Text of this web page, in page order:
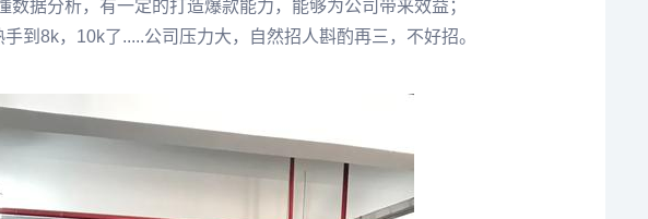
据分析，有一定的打造爆款能力，能够为公司带来效益；
到8k，10k了.....公司压力大，自然招人斟酌再三，不好招。